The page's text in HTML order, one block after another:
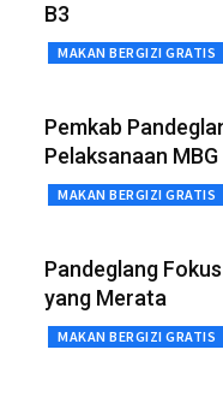
B3
MAKAN BERGIZI GRATIS
Pemkab
Pelaksanaan MBG
MAKAN BERGIZI GRATIS
Pandeglang
yang Merata
MAKAN BERGIZI GRATIS